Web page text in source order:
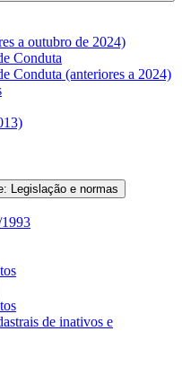
a outubro de 2024)
Conduta
Conduta (anteriores a 2024)
Legislação e normas
de inativos e